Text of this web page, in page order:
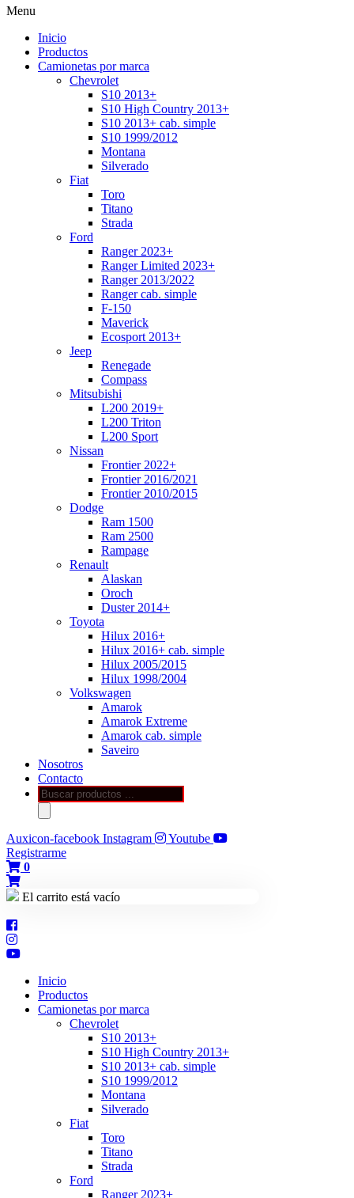
Menu
Inicio
Productos
Camionetas por marca
Chevrolet
S10 2013+
S10 High Country 2013+
S10 2013+ cab. simple
S10 1999/2012
Montana
Silverado
Fiat
Toro
Titano
Strada
Ford
Ranger 2023+
Ranger Limited 2023+
Ranger 2013/2022
Ranger cab. simple
F-150
Maverick
Ecosport 2013+
Jeep
Renegade
Compass
Mitsubishi
L200 2019+
L200 Triton
L200 Sport
Nissan
Frontier 2022+
Frontier 2016/2021
Frontier 2010/2015
Dodge
Ram 1500
Ram 2500
Rampage
Renault
Alaskan
Oroch
Duster 2014+
Toyota
Hilux 2016+
Hilux 2016+ cab. simple
Hilux 2005/2015
Hilux 1998/2004
Volkswagen
Amarok
Amarok Extreme
Amarok cab. simple
Saveiro
Nosotros
Contacto
Búsqueda
de
productos
Auxicon-facebook Instagram
Youtube
Registrarme
0
El carrito está vacío
Inicio
Productos
Camionetas por marca
Chevrolet
S10 2013+
S10 High Country 2013+
S10 2013+ cab. simple
S10 1999/2012
Montana
Silverado
Fiat
Toro
Titano
Strada
Ford
Ranger 2023+